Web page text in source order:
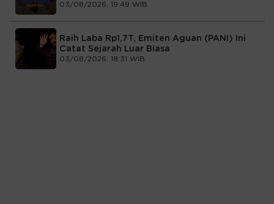
03/08/2026, 19:49 WIB
Raih Laba Rp1,7T, Emiten Aguan (PANI) Ini
Catat Sejarah Luar Biasa
03/08/2026, 18:31 WIB